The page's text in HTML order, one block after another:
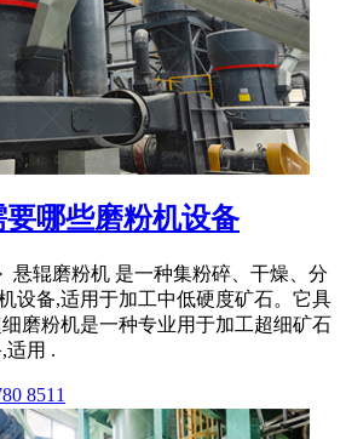
要哪些磨粉机设备
悬辊磨粉机 是一种集粉碎、干燥、分
设备,适用于加工中低硬度矿石。它具
磨粉机是一种专业用于加工超细矿石
适用 .
8511